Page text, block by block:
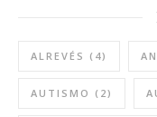
ALREVÉS (4)
AUTISMO (2)